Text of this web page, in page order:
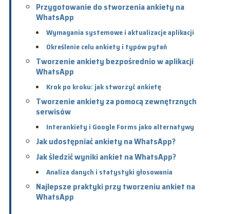
Przygotowanie do stworzenia ankiety na
WhatsApp
Wymagania systemowe i aktualizacje aplikacji
Określenie celu ankiety i typów pytań
Tworzenie ankiety bezpośrednio w aplikacji
WhatsApp
Krok po kroku: jak stworzyć ankietę
Tworzenie ankiety za pomocą zewnętrznych
serwisów
Interankiety i Google Forms jako alternatywy
Jak udostępniać ankiety na WhatsApp?
Jak śledzić wyniki ankiet na WhatsApp?
Analiza danych i statystyki głosowania
Najlepsze praktyki przy tworzeniu ankiet na
WhatsApp